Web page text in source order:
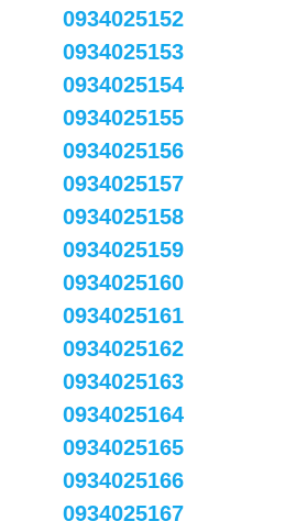
0934025152
0934025153
0934025154
0934025155
0934025156
0934025157
0934025158
0934025159
0934025160
0934025161
0934025162
0934025163
0934025164
0934025165
0934025166
0934025167